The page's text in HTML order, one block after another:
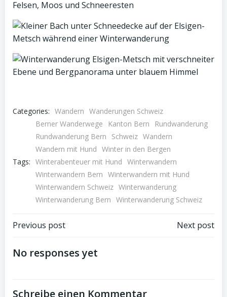
Categories: Wandern Wanderungen Schweiz
Tags:
Berner Wanderwege Kanton Bern
Rundwanderung
Rundwanderung Bern
Schweiz Wandern
Wandern mit Hund Winter in den Bergen
Winterabenteuer mit Hund Winterwandern
Winterwandern Bern Winterwandern mit Hund
Winterwandern Schweiz Winterwanderung
Winterwanderung Bern Winterwanderung Schweiz
Post
navigation
Previous post Next post
No responses yet
Schreibe einen Kommentar